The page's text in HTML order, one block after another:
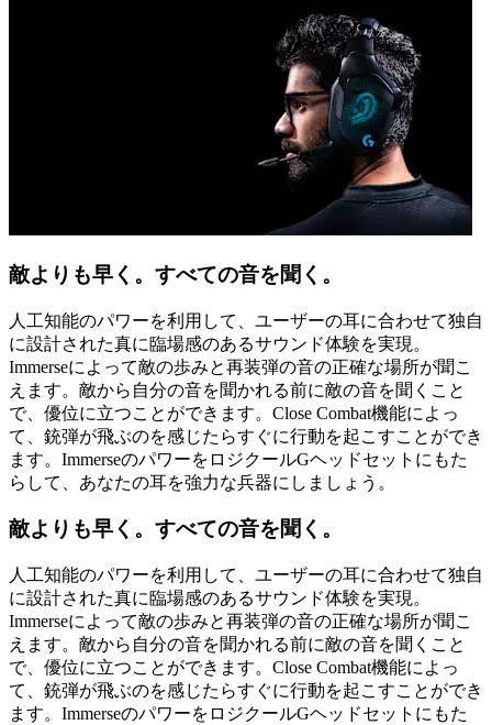
敵よりも早く。すべての音を聞く。
人工知能のパワーを利用して、ユーザーの耳に合わせて独自
に設計された真に臨場感のあるサウンド体験を実現。
Immerseによって敵の歩みと再装弾の音の正確な場所が聞こ
えます。敵から自分の音を聞かれる前に敵の音を聞くこと
で、優位に立つことができます。Close Combat機能によっ
て、銃弾が飛ぶのを感じたらすぐに行動を起こすことができ
ます。ImmerseのパワーをロジクールGヘッドセットにもた
らして、あなたの耳を強力な兵器にしましょう。
敵よりも早く。すべての音を聞く。
人工知能のパワーを利用して、ユーザーの耳に合わせて独自
に設計された真に臨場感のあるサウンド体験を実現。
Immerseによって敵の歩みと再装弾の音の正確な場所が聞こ
えます。敵から自分の音を聞かれる前に敵の音を聞くこと
で、優位に立つことができます。Close Combat機能によっ
て、銃弾が飛ぶのを感じたらすぐに行動を起こすことができ
ます。ImmerseのパワーをロジクールGヘッドセットにもた